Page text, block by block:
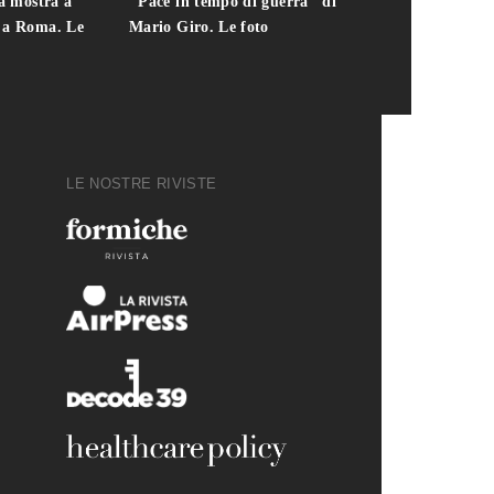
Roma. Le
Mario Giro. Le foto
LE NOSTRE RIVISTE